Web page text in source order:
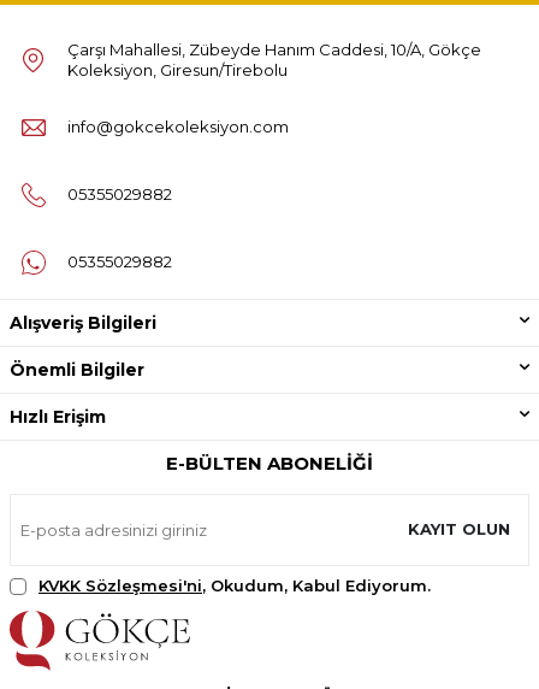
Çarşı Mahallesi, Zübeyde Hanım Caddesi, 10/A, Gökçe
Koleksiyon, Giresun/Tirebolu
info@gokcekoleksiyon.com
05355029882
05355029882
Alışveriş Bilgileri
Önemli Bilgiler
Hızlı Erişim
E-BÜLTEN ABONELIĞI
KAYIT OLUN
KVKK Sözleşmesi'ni, Okudum, Kabul Ediyorum.